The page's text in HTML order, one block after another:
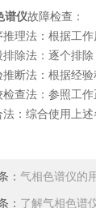
谱仪故障检查：
推理法：根据工
排除法：逐个排除
断法：根据经验
查法：参照工作
法：综合使用上述
： 气相色谱仪的
： 了解气相色谱